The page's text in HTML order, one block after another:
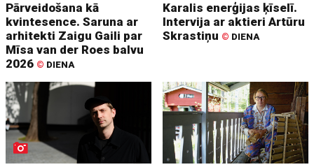
Pārveidošana kā
kvintesence. Saruna ar
arhitekti Zaigu Gaili par
Mīsa van der Roes balvu
2026 © DIENA
Karalis enerģijas ķīselī.
Intervija ar aktieri Artūru
Skrastiņu © DIENA